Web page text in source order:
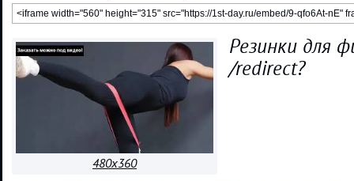
480x360
Резинки для
/redirect?